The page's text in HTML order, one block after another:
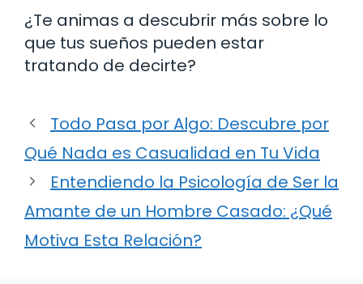
¿Te animas a descubrir más sobre lo
que tus sueños pueden estar
tratando de decirte?
Todo Pasa por Algo: Descubre por
Qué Nada es Casualidad en Tu Vida
Entendiendo la Psicología de Ser la
Amante de un Hombre Casado: ¿Qué
Motiva Esta Relación?